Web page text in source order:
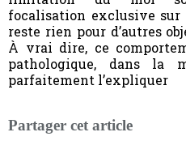
focalisation exclusive sur
reste rien pour d’autres
À vrai dire, ce
pathologique, dans la
parfaitement l’expliquer
Partager cet article